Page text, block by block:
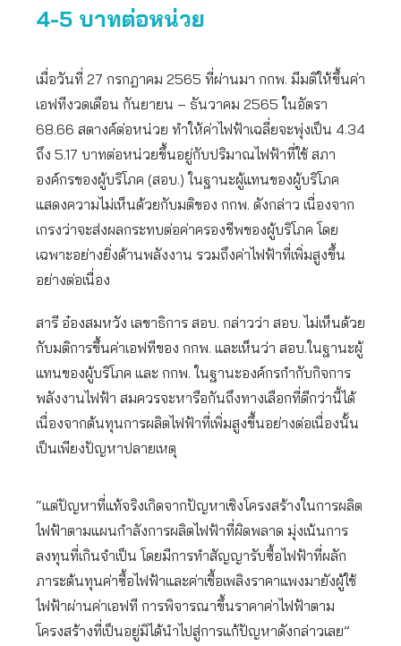
4-5 บาทต่อหน่วย
เมื่อวันที่ 27 กรกฎาคม 2565 ที่ผ่านมา กกพ. มีมติให้ขึ้นค่า
เอฟทีงวดเดือน กันยายน – ธันวาคม 2565 ในอัตรา
68.66 สตางค์ต่อหน่วย ทำให้ค่าไฟฟ้าเฉลี่ยจะพุ่งเป็น 4.34
ถึง 5.17 บาทต่อหน่วยขึ้นอยู่กับปริมาณไฟฟ้าที่ใช้ สภา
องค์กรของผู้บริโภค (สอบ.) ในฐานะผู้แทนของผู้บริโภค
แสดงความไม่เห็นด้วยกับมติของ กกพ. ดังกล่าว เนื่องจาก
เกรงว่าจะส่งผลกระทบต่อค่าครองชีพของผู้บริโภค โดย
เฉพาะอย่างยิ่งด้านพลังงาน รวมถึงค่าไฟฟ้าที่เพิ่มสูงขึ้น
อย่างต่อเนื่อง
สารี อ๋องสมหวัง เลขาธิการ สอบ. กล่าวว่า สอบ. ไม่เห็นด้วย
กับมติการขึ้นค่าเอฟทีของ กกพ. และเห็นว่า สอบ.ในฐานะผู้
แทนของผู้บริโภค และ กกพ. ในฐานะองค์กรกำกับกิจการ
พลังงานไฟฟ้า สมควรจะหารือกันถึงทางเลือกที่ดีกว่านี้ได้
เนื่องจากต้นทุนการผลิตไฟฟ้าที่เพิ่มสูงขึ้นอย่างต่อเนื่องนั้น
เป็นเพียงปัญหาปลายเหตุ
“แต่ปัญหาที่แท้จริงเกิดจากปัญหาเชิงโครงสร้างในการผลิต
ไฟฟ้าตามแผนกำลังการผลิตไฟฟ้าที่ผิดพลาด มุ่งเน้นการ
ลงทุนที่เกินจำเป็น โดยมีการทำสัญญารับซื้อไฟฟ้าที่ผลัก
ภาระต้นทุนค่าซื้อไฟฟ้าและค่าเชื้อเพลิงราคาแพงมายังผู้ใช้
ไฟฟ้าผ่านค่าเอฟที การพิจารณาขึ้นราคาค่าไฟฟ้าตาม
โครงสร้างที่เป็นอยู่มิได้นำไปสู่การแก้ปัญหาดังกล่าวเลย”